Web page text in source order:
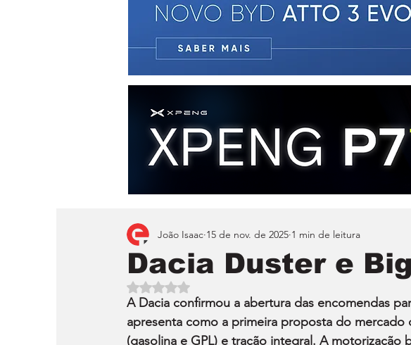
Dacia Duster e
João Isaac 15 de nov. de 2025 1 min de leitura
Avaliado com NaN de 5 estrelas.
A Dacia confirmou a abertura das encomendas
apresenta como a primeira proposta do mercado
(gasolina e GPL) e tração integral. A motorização